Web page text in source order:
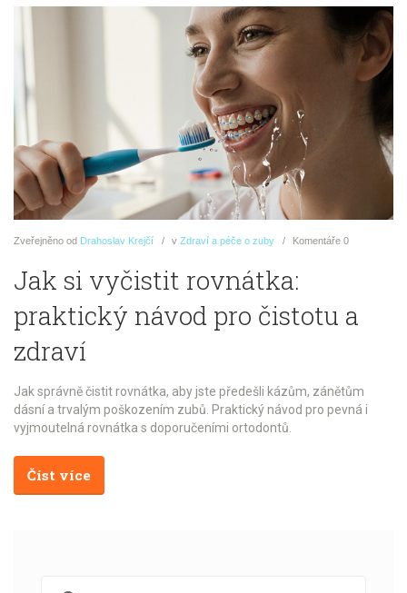
Zveřejněno od Drahoslav Krejčí v Zdraví a péče o zuby Komentáře 0
Jak si vyčistit rovnátka:
praktický návod pro čistotu a
zdraví
Jak správně čistit rovnátka, aby jste předešli kázům, zánětům
dásní a trvalým poškozením zubů. Praktický návod pro pevná i
vyjmoutelná rovnátka s doporučeními ortodontů.
Číst více